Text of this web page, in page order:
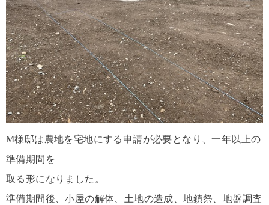
M様邸は農地を宅地にする申請が必要となり、一年以上の
準備期間を
取る形になりました。
準備期間後、小屋の解体、土地の造成、地鎮祭、地盤調査